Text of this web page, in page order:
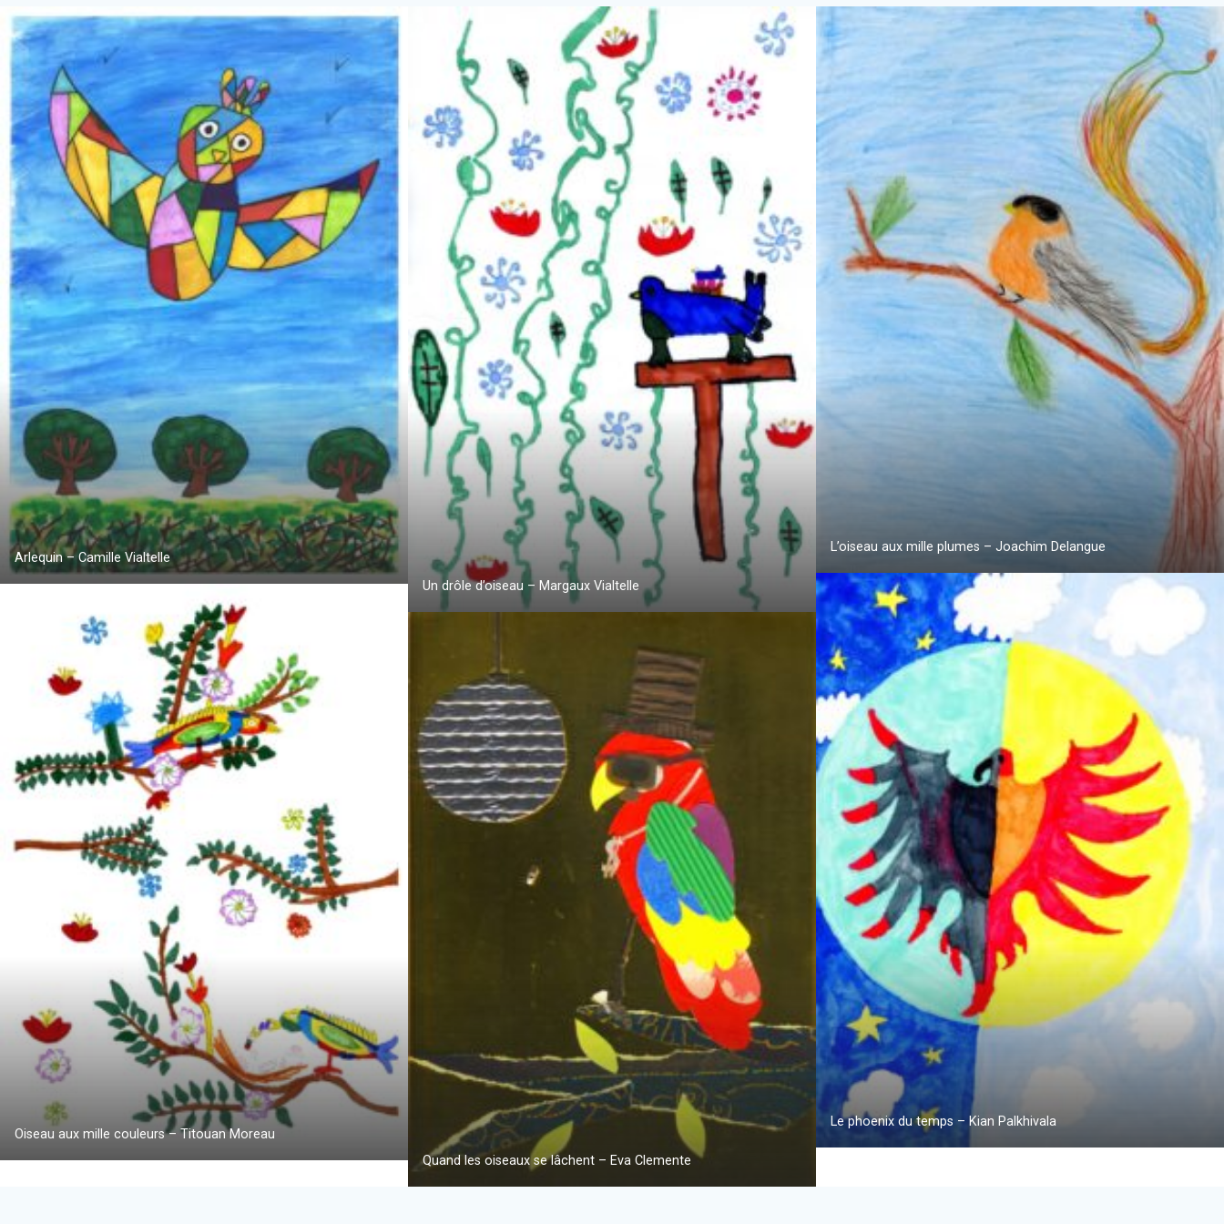
Arlequin – Camille Vialtelle
Un drôle d’oiseau – Margaux Vialtelle
L’oiseau aux mille plumes – Joachim Delangue
Le phoenix du temps – Kian Palkhivala
Oiseau aux mille couleurs – Titouan Moreau
Quand les oiseaux se lâchent – Eva Clemente